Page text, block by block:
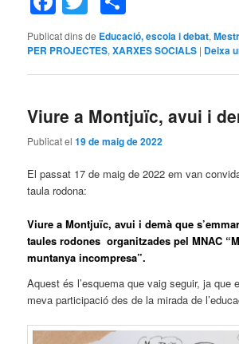
Publicat dins de Educació, escola i debat,
PER PROJECTES,XARXES SOCIALS | Deixa
Viure a Montjuïc, avui i
Publicat el19 de maig de 2022
El passat 17 de maig de 2022 em van
taula rodona:
Viure a Montjuïc, avui i demà que
taules rodones organitzades pel MNAC
muntanya incompresa”.
Aquest és l’esquema que vaig seguir, ja que
meva participació des de la mirada de